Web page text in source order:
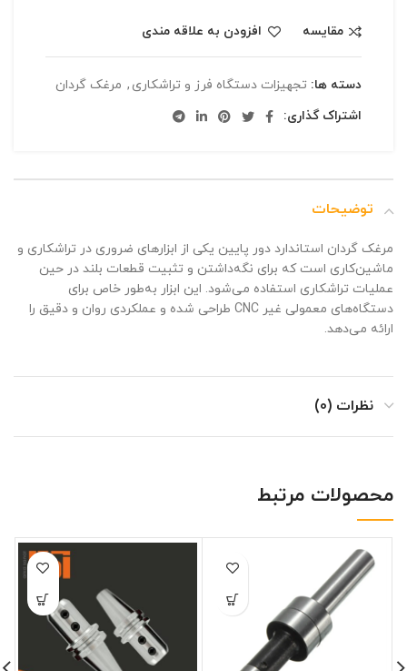
مقایسه افزودن به علاقه مندی
دسته ها: تجهیزات دستگاه فرز و تراشکاری , مرغک گردان
اشتراک گذاری:
توضیحات
مرغک گردان استاندارد دور پایین یکی از ابزارهای ضروری در تراشکاری و
ماشین‌کاری است که برای نگه‌داشتن و تثبیت قطعات بلند در حین
عملیات تراشکاری استفاده می‌شود. این ابزار به‌طور خاص برای
دستگاه‌های معمولی غیر CNC طراحی شده و عملکردی روان و دقیق را
ارائه می‌دهد.
نظرات (0)
محصولات مرتبط